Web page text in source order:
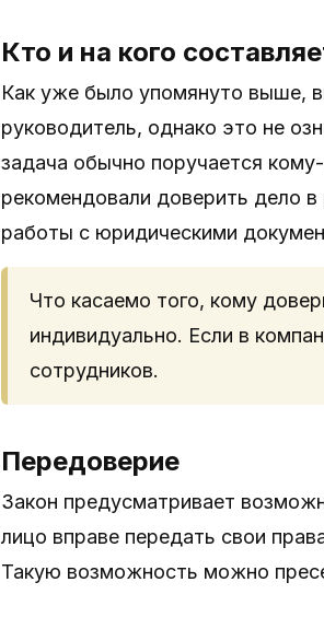
Кто и на кого
Как уже было упомянуто выше,
руководитель, однако это не
задача обычно поручается
рекомендовали доверить дело
работы с юридическими
Что касаемо того, кому
индивидуально. Если в
сотрудников.
Передоверие
Закон предусматривает
лицо вправе передать свои
Такую возможность можно